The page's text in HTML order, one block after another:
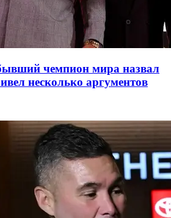
чемпион мира назвал
несколько аргументов